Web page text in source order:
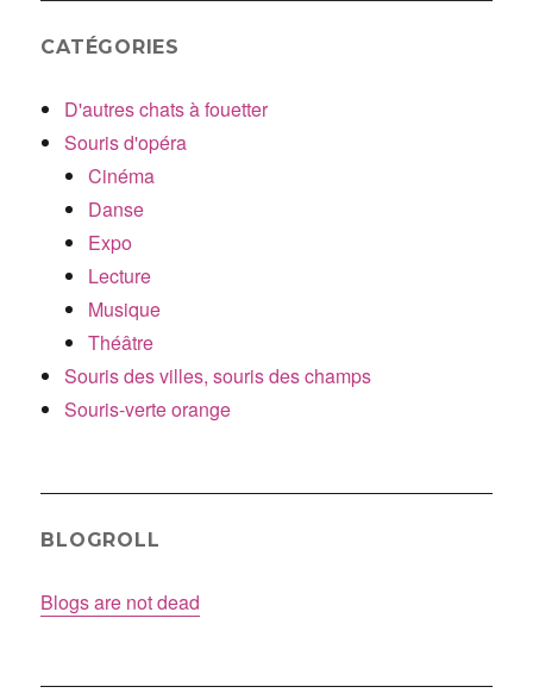
CATÉGORIES
D'autres chats à fouetter
Souris d'opéra
Cinéma
Danse
Expo
Lecture
Musique
Théâtre
Souris des villes, souris des champs
Souris-verte orange
BLOGROLL
Blogs are not dead